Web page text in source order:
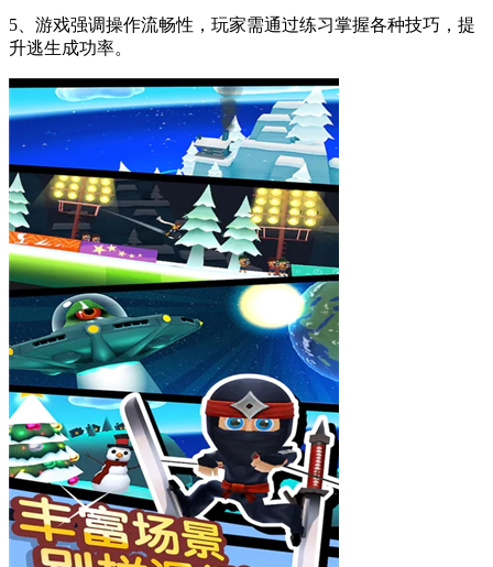
5、游戏强调操作流畅性，玩家需通过练习掌握各种技巧，提
升逃生成功率。